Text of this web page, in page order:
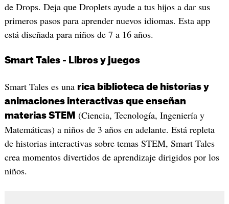
de Drops. Deja que Droplets ayude a tus hijos a dar sus
primeros pasos para aprender nuevos idiomas. Esta app
está diseñada para niños de 7 a 16 años.
Smart Tales - Libros y juegos
Smart Tales es una rica biblioteca de historias y
animaciones interactivas que enseñan
materias STEM (Ciencia, Tecnología, Ingeniería y
Matemáticas) a niños de 3 años en adelante. Está repleta
de historias interactivas sobre temas STEM, Smart Tales
crea momentos divertidos de aprendizaje dirigidos por los
niños.